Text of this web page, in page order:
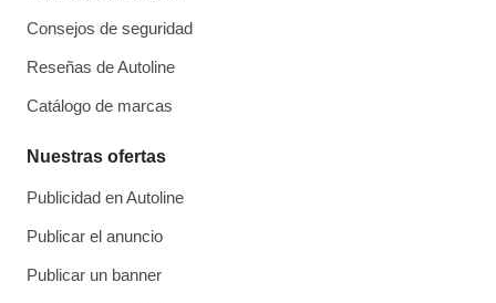
Consejos de seguridad
Reseñas de Autoline
Catálogo de marcas
Nuestras ofertas
Publicidad en Autoline
Publicar el anuncio
Publicar un banner